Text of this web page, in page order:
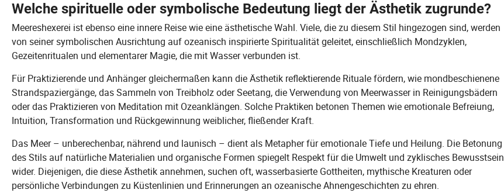
Welche spirituelle oder symbolische Bedeutung liegt der Ästhetik zugrunde?
Meereshexerei ist ebenso eine innere Reise wie eine ästhetische Wahl. Viele, die zu diesem Stil hingezogen sind, werden
von seiner symbolischen Ausrichtung auf ozeanisch inspirierte Spiritualität geleitet, einschließlich Mondzyklen,
Gezeitenritualen und elementarer Magie, die mit Wasser verbunden ist.
Für Praktizierende und Anhänger gleichermaßen kann die Ästhetik reflektierende Rituale fördern, wie mondbeschienene
Strandspaziergänge, das Sammeln von Treibholz oder Seetang, die Verwendung von Meerwasser in Reinigungsbädern
oder das Praktizieren von Meditation mit Ozeanklängen. Solche Praktiken betonen Themen wie emotionale Befreiung,
Intuition, Transformation und Rückgewinnung weiblicher, fließender Kraft.
Das Meer – unberechenbar, nährend und launisch – dient als Metapher für emotionale Tiefe und Heilung. Die Betonung
des Stils auf natürliche Materialien und organische Formen spiegelt Respekt für die Umwelt und zyklisches Bewusstsein
wider. Diejenigen, die diese Ästhetik annehmen, suchen oft, wasserbasierte Gottheiten, mythische Kreaturen oder
persönliche Verbindungen zu Küstenlinien und Erinnerungen an ozeanische Ahnengeschichten zu ehren.